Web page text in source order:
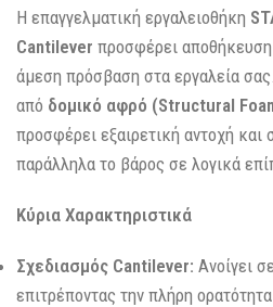
Η επαγγελματική εργαλειοθήκη
Cantilever προσφέρει
άμεση πρόσβαση στα εργαλεία σας.
από δομικό αφρό (Structural
προσφέρει εξαιρετική αντοχή και
παράλληλα το βάρος σε λογικά
Κύρια Χαρακτηριστικά
Σχεδιασμός Cantilever: Ανοίγει
επιτρέποντας την πλήρη